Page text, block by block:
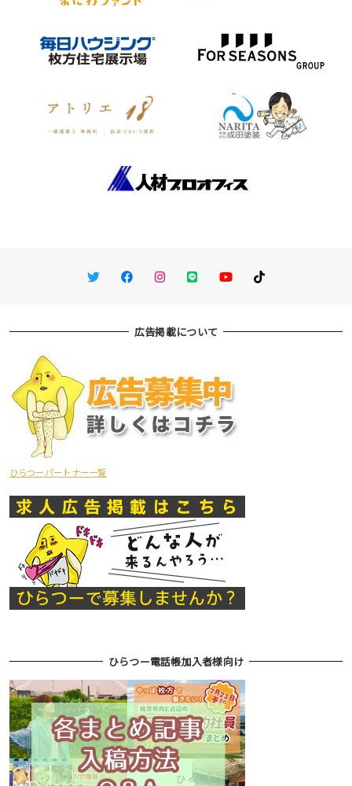
TwitterFacebookInstagram
LINE You TubeTikTok
広告掲載について
ひらつーパートナー一覧
ひらつー電話帳加入者様向け